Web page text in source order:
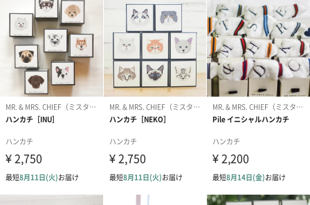
肌触りよく、油汚れも取れる
オリジナルのマイクロファイバーボアは、ふわふわでとても肌触
りが良いです。水の吸収力が高く乾きも早いので、持ち運びにも
便利です。
さらに油分も取り除くため、眼鏡やスマートフォンなどの油汚れ
もきれいにします。
裏側もポイント